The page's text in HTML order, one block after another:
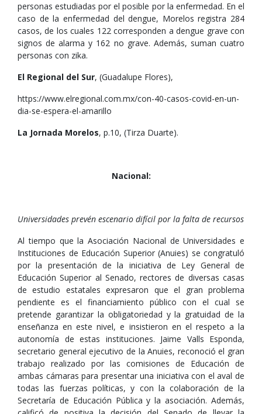
personas estudiadas por el posible por la enfermedad. En el
caso de la enfermedad del dengue, Morelos registra 284
casos, de los cuales 122 corresponden a dengue grave con
signos de alarma y 162 no grave. Además, suman cuatro
personas con zika.
El Regional del Sur, (Guadalupe Flores),
https://www.elregional.com.mx/con-40-casos-covid-en-un-
dia-se-espera-el-amarillo
La Jornada Morelos, p.10, (Tirza Duarte).
Nacional:
Universidades prevén escenario difícil por la falta de recursos
Al tiempo que la Asociación Nacional de Universidades e
Instituciones de Educación Superior (Anuies) se congratuló
por la presentación de la iniciativa de Ley General de
Educación Superior al Senado, rectores de diversas casas
de estudio estatales expresaron que el gran problema
pendiente es el financiamiento público con el cual se
pretende garantizar la obligatoriedad y la gratuidad de la
enseñanza en este nivel, e insistieron en el respeto a la
autonomía de estas instituciones. Jaime Valls Esponda,
secretario general ejecutivo de la Anuies, reconoció el gran
trabajo realizado por las comisiones de Educación de
ambas cámaras para presentar una iniciativa con el aval de
todas las fuerzas políticas, y con la colaboración de la
Secretaría de Educación Pública y la asociación. Además,